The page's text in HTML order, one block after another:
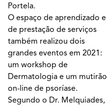
Portela.
O espaço de aprendizado e
de prestação de serviços
também realizou dois
grandes eventos em 2021:
um workshop de
Dermatologia e um mutirão
on-line de psoríase.
Segundo o Dr. Melquiades,